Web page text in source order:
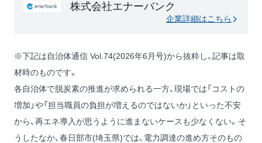
株式会社エナーバンク
企業詳細はこちら
※下記は自治体通信 Vol.74(2026年6月号)から抜粋し、記事は取
材時のものです。
各自治体で脱炭素の推進が求められる一方、現場では「コストの
増加」や「担当職員の負担が増えるのではないか」といった不安
から、再エネ導入が思うように進まないケースも少なくない。そ
うしたなか、春日部市(埼玉県)では、電力調達の進め方そのもの